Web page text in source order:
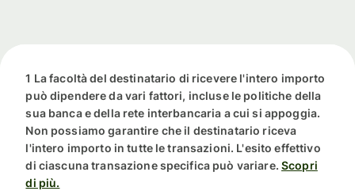
1 La facoltà del destinatario di ricevere l'intero importo
può dipendere da vari fattori, incluse le politiche della
sua banca e della rete interbancaria a cui si appoggia.
Non possiamo garantire che il destinatario riceva
l'intero importo in tutte le transazioni. L'esito effettivo
di ciascuna transazione specifica può variare. Scopri
di più.